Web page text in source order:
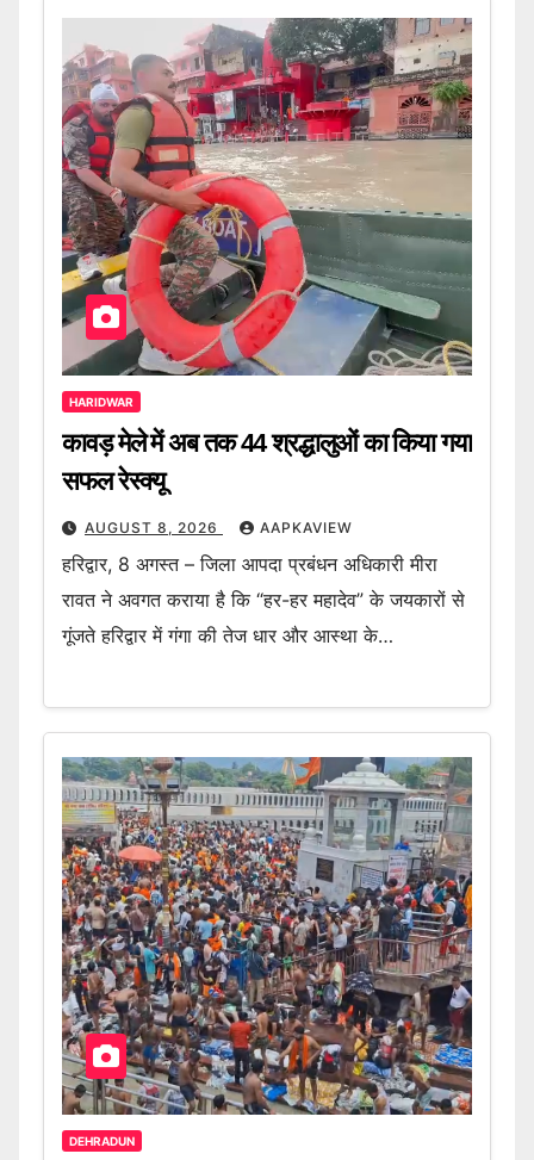
HARIDWAR
कावड़ मेले में अब तक 44 श्रद्धालुओं का किया गया
सफल रेस्क्यू
AUGUST 8, 2026 AAPKAVIEW
हरिद्वार, 8 अगस्त – जिला आपदा प्रबंधन अधिकारी मीरा
रावत ने अवगत कराया है कि “हर-हर महादेव” के जयकारों से
गूंजते हरिद्वार में गंगा की तेज धार और आस्था के…
DEHRADUN